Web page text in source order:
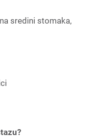
sredini stomaka,